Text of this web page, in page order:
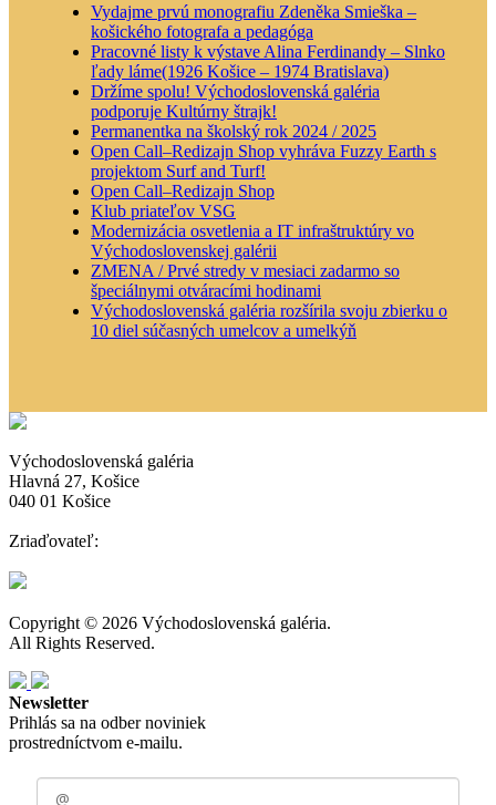
Vydajme prvú monografiu Zdeněka Smieška –
košického fotografa a pedagóga
Pracovné listy k výstave Alina Ferdinandy – Slnko
ľady láme(1926 Košice – 1974 Bratislava)
Držíme spolu! Východoslovenská galéria
podporuje Kultúrny štrajk!
Permanentka na školský rok 2024 / 2025
Open Call–Redizajn Shop vyhráva Fuzzy Earth s
projektom Surf and Turf!
Open Call–Redizajn Shop
Klub priateľov VSG
Modernizácia osvetlenia a IT infraštruktúry vo
Východoslovenskej galérii
ZMENA / Prvé stredy v mesiaci zadarmo so
špeciálnymi otváracími hodinami
Východoslovenská galéria rozšírila svoju zbierku o
10 diel súčasných umelcov a umelkýň
Východoslovenská galéria
Hlavná 27, Košice
040 01 Košice
Zriaďovateľ:
Copyright © 2026 Východoslovenská galéria.
All Rights Reserved.
Newsletter
Prihlás sa na odber noviniek
prostredníctvom e-mailu.